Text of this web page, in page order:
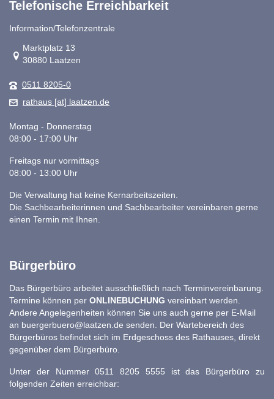
Telefonische Erreichbarkeit
Information/Telefonzentrale
Link zur Google-Maps Navigation
Marktplatz 13
30880 Laatzen
0511 8205-0
rathaus [at] laatzen.de
Montag - Donnerstag
08:00 - 17:00 Uhr
Freitags nur vormittags
08:00 - 13:00 Uhr
Die Verwaltung hat keine Kernarbeitszeiten.
Die Sachbearbeiterinnen und Sachbearbeiter vereinbaren gerne
einen Termin mit Ihnen.
Bürgerbüro
Das Bürgerbüro arbeitet ausschließlich nach Terminvereinbarung.
Termine können per ONLINEBUCHUNG vereinbart werden.
Andere Angelegenheiten können Sie uns auch gerne per E-Mail
an buergerbuero@laatzen.de senden. Der Wartebereich des
Bürgerbüros befindet sich im Erdgeschoss des Rathauses, direkt
gegenüber dem Bürgerbüro.
Unter der Nummer 0511 8205 5555 ist das Bürgerbüro zu
folgenden Zeiten erreichbar: